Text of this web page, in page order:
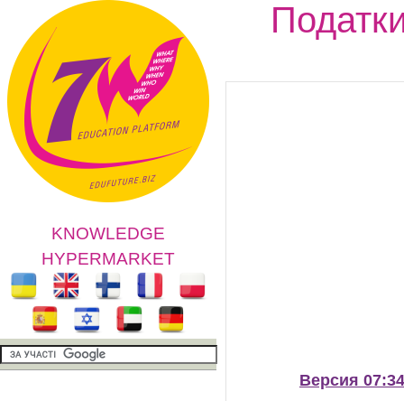
KNOWLEDGE
HYPERMARKET
Версия